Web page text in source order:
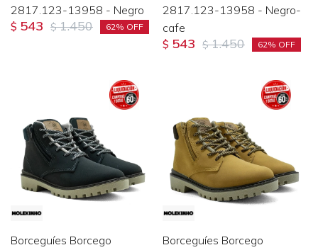
2817.123-13958 - Negro
$ 543 $ 1.450 62
2817.123-13958 - Negro-
cafe
$ 543 $ 1.450 62
Borceguíes Borcego
Borceguíes Borcego